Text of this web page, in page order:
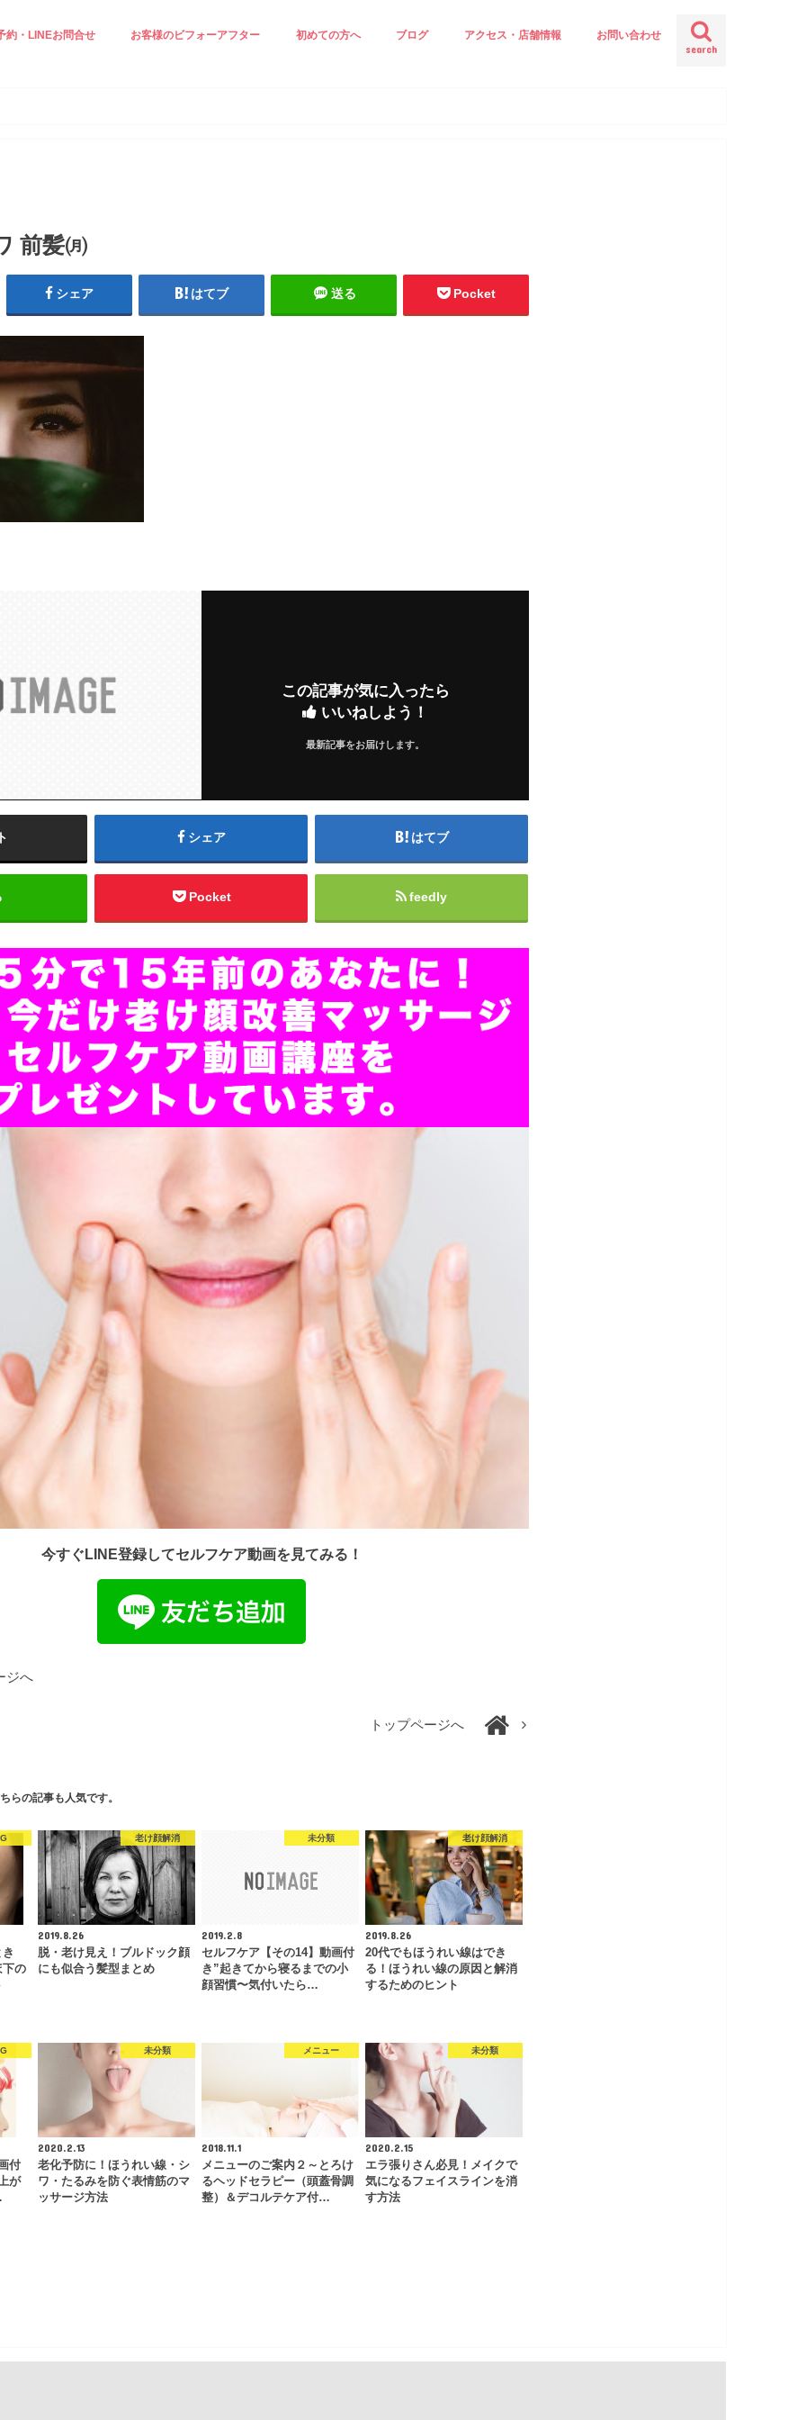
search
約・LINEお問合せ お客様のビフォーアフター 初めての方へ ブログ アクセス・店舗情報 お問い合わせ
前髪㈪
シェア はてブ 送る Pocket
この記事が気に入ったら
いいねしよう！
最新記事をお届けします。
シェア はてブ
Pocket feedly
今すぐLINE登録してセルフケア動画を見てみる！
ジへ
トップページへ
らの記事も人気です。
下の
老け顔解消
2019.8.26
脱・老け見え！ブルドック顔
にも似合う髪型まとめ
未分類
2019.2.8
セルフケア【その14】動画付
き”起きてから寝るまでの小
顔習慣〜気付いたら…
老け顔解消
2019.8.26
20代でもほうれい線はでき
る！ほうれい線の原因と解消
するためのヒント
付
が
未分類
2020.2.13
老化予防に！ほうれい線・シ
ワ・たるみを防ぐ表情筋のマ
ッサージ方法
メニュー
2018.11.1
メニューのご案内２～とろけ
るヘッドセラピー（頭蓋骨調
整）＆デコルテケア付…
未分類
2020.2.15
エラ張りさん必見！メイクで
気になるフェイスラインを消
す方法